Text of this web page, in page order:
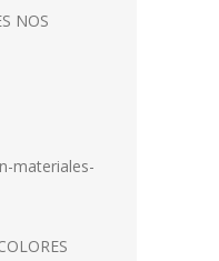
NOS